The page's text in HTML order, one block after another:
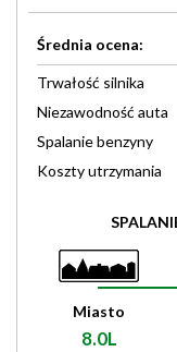
Średnia ocena:
Trwałość silnika
Niezawodność auta
Spalanie benzyny
Koszty utrzymania
Miasto
8.0L